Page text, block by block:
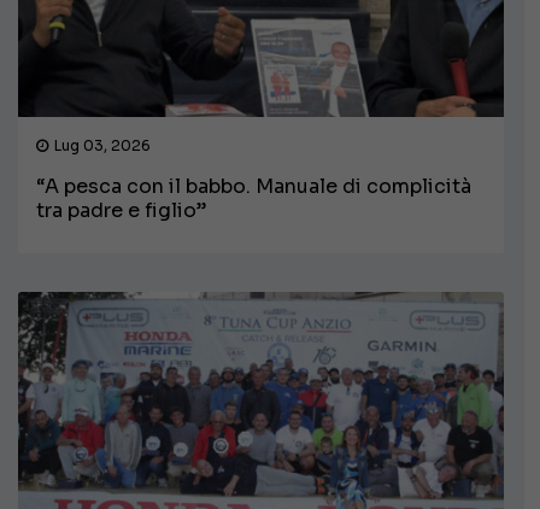
Lug 03, 2026
“A pesca con il babbo. Manuale di complicità
tra padre e figlio”